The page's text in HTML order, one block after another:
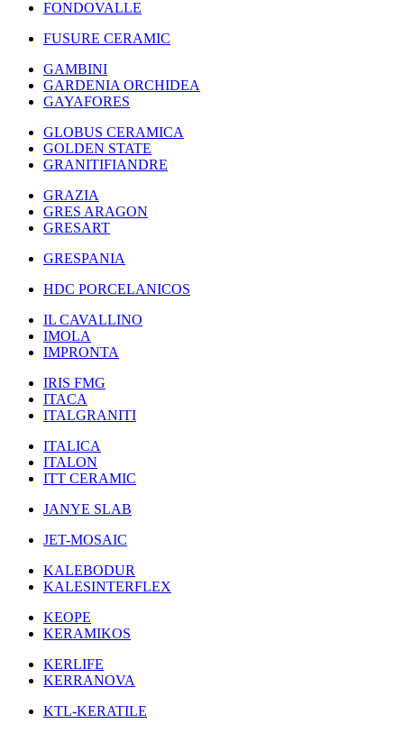
FONDOVALLE
FUSURE CERAMIC
GAMBINI
GARDENIA ORCHIDEA
GAYAFORES
GLOBUS CERAMICA
GOLDEN STATE
GRANITIFIANDRE
GRAZIA
GRES ARAGON
GRESART
GRESPANIA
HDC PORCELANICOS
IL CAVALLINO
IMOLA
IMPRONTA
IRIS FMG
ITACA
ITALGRANITI
ITALICA
ITALON
ITT CERAMIC
JANYE SLAB
JET-MOSAIC
KALEBODUR
KALESINTERFLEX
KEOPE
KERAMIKOS
KERLIFE
KERRANOVA
KTL-KERATILE